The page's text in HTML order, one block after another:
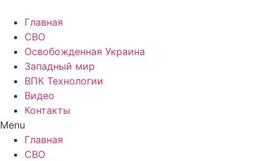
Главная
СВО
Освобожденная Украина
Западный мир
ВПК Технологии
Видео
Контакты
Menu
Главная
СВО